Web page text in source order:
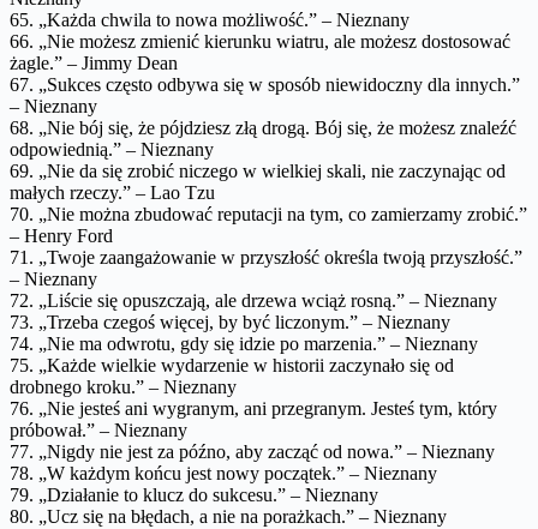
65. „Każda chwila to nowa możliwość.” – Nieznany
66. „Nie możesz zmienić kierunku wiatru, ale możesz dostosować
żagle.” – Jimmy Dean
67. „Sukces często odbywa się w sposób niewidoczny dla innych.”
– Nieznany
68. „Nie bój się, że pójdziesz złą drogą. Bój się, że możesz znaleźć
odpowiednią.” – Nieznany
69. „Nie da się zrobić niczego w wielkiej skali, nie zaczynając od
małych rzeczy.” – Lao Tzu
70. „Nie można zbudować reputacji na tym, co zamierzamy zrobić.”
– Henry Ford
71. „Twoje zaangażowanie w przyszłość określa twoją przyszłość.”
– Nieznany
72. „Liście się opuszczają, ale drzewa wciąż rosną.” – Nieznany
73. „Trzeba czegoś więcej, by być liczonym.” – Nieznany
74. „Nie ma odwrotu, gdy się idzie po marzenia.” – Nieznany
75. „Każde wielkie wydarzenie w historii zaczynało się od
drobnego kroku.” – Nieznany
76. „Nie jesteś ani wygranym, ani przegranym. Jesteś tym, który
próbował.” – Nieznany
77. „Nigdy nie jest za późno, aby zacząć od nowa.” – Nieznany
78. „W każdym końcu jest nowy początek.” – Nieznany
79. „Działanie to klucz do sukcesu.” – Nieznany
80. „Ucz się na błędach, a nie na porażkach.” – Nieznany